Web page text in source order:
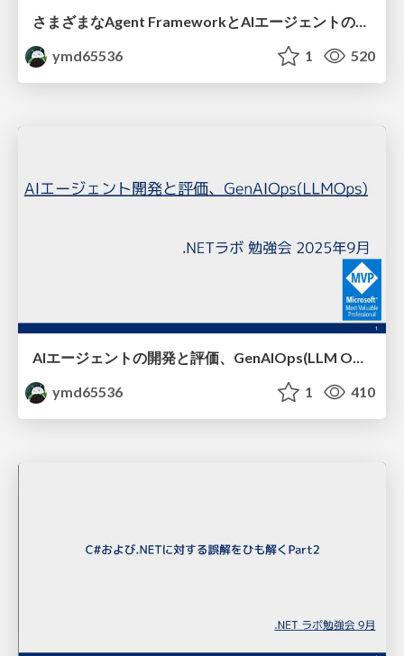
さまざまなAgent FrameworkとAIエージェントの評価
ymd65536
1 520
AIエージェントの開発と評価、GenAIOps(LLM Ops)
ymd65536
1 410